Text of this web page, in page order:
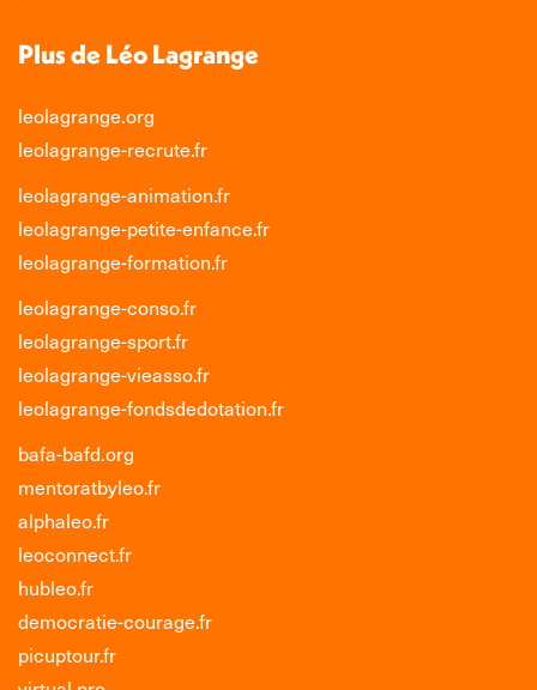
Plus de Léo Lagrange
leolagrange.org
leolagrange-recrute.fr
leolagrange-animation.fr
leolagrange-petite-enfance.fr
leolagrange-formation.fr
leolagrange-conso.fr
leolagrange-sport.fr
leolagrange-vieasso.fr
leolagrange-fondsdedotation.fr
bafa-bafd.org
mentoratbyleo.fr
alphaleo.fr
leoconnect.fr
hubleo.fr
democratie-courage.fr
picuptour.fr